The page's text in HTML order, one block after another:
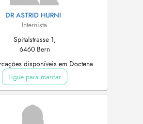
DR ASTRID HURNI
Internista
Spitalstrasse 1,
6460 Bern
disponíveis em Doctena
Ligue para marcar